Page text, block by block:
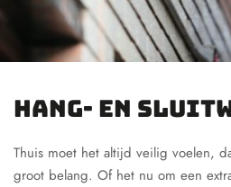
Hang- en
Thuis moet het altijd veilig voelen,
groot belang. Of het nu om een